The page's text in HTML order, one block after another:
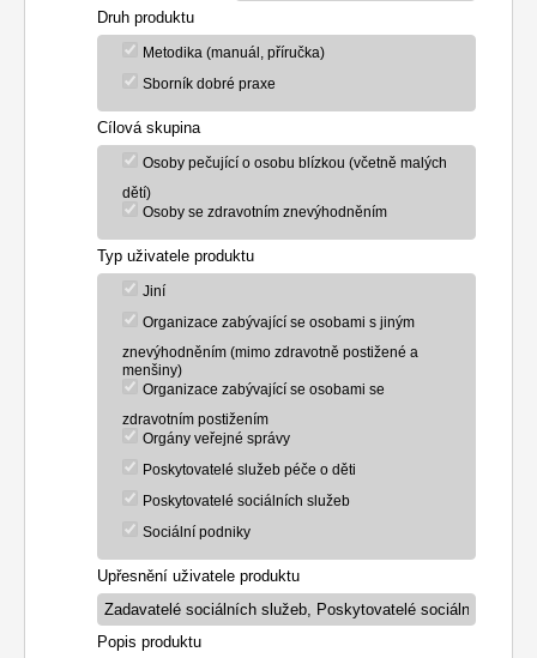
Druh produktu
Metodika (manuál, příručka)
Sborník dobré praxe
Cílová skupina
Osoby pečující o osobu blízkou (včetně malých
dětí)
Osoby se zdravotním znevýhodněním
Typ uživatele produktu
Jiní
Organizace zabývající se osobami s jiným
znevýhodněním (mimo zdravotně postižené a
menšiny)
Organizace zabývající se osobami se
zdravotním postižením
Orgány veřejné správy
Poskytovatelé služeb péče o děti
Poskytovatelé sociálních služeb
Sociální podniky
Upřesnění uživatele produktu
Popis produktu